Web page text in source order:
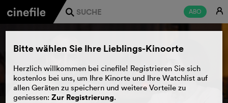
ABO E
j
Bitte wählen Sie Ihre Lieblings-Kinoorte
Herzlich willkommen bei cinefile! Registrieren Sie sich
kostenlos bei uns, um Ihre Kinorte und Ihre Watchlist auf
allen Geräten zu speichern und weitere Vorteile zu
geniessen: Zur Registrierung.